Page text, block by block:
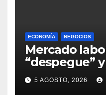
ECONOMÍA NEGOCIOS
Mercado
“despegue”
expectativas
sobre
5 AGOSTO, 2026